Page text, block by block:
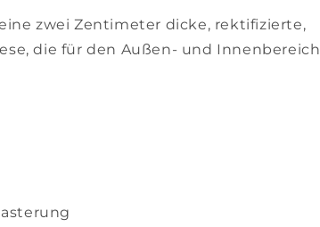
zwei Zentimeter dicke, rektifizierte,
die für den Außen- und Innenbereich